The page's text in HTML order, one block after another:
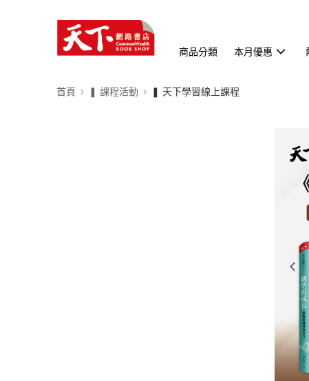
商品分類 本月優惠
首頁 ❚ 課程活動 ❚ 天下學習線上課程